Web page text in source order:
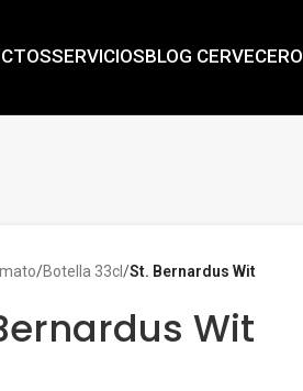
SERVICIOSBLOG CERVECERO
/Botella 33cl/St. Bernardus Wit
Wit